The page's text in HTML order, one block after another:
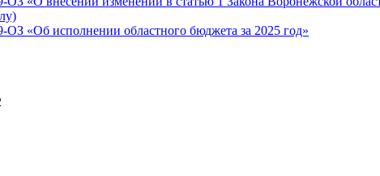
«Об исполнении областного бюджета за 2025 год»